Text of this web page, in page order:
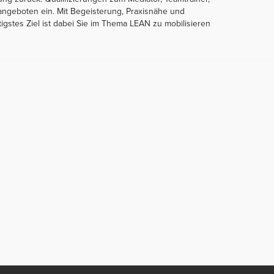
ein. Mit Begeisterung, Praxisnähe und
Ziel ist dabei Sie im Thema LEAN zu mobilisieren